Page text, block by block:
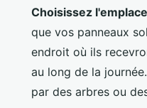
Choisissez
que vos panneaux
endroit où ils
au long de la
par des arbres ou